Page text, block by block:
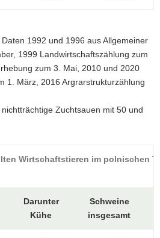
1992 und 1996 aus Allgemeiner
1999 Landwirtschaftszählung zum
zum 3. Mai, 2010 und 2020
1. März, 2016 Argrarstrukturzählung
Zuchtsauen mit 50 und
Wirtschaftstieren im polnischen
Darunter
Kühe
Schweine
insgesamt